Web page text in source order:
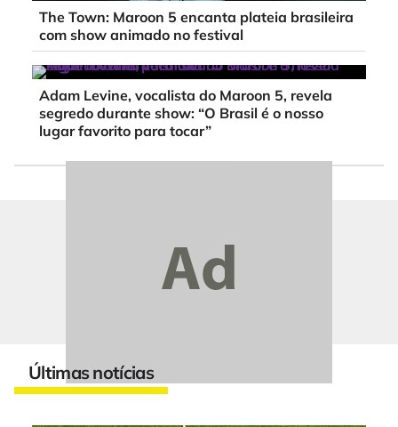
The Town: Maroon 5 encanta plateia brasileira
com show animado no festival
Adam Levine, vocalista do Maroon 5, revela
segredo durante show: “O Brasil é o nosso
lugar favorito para tocar”
Últimas notícias